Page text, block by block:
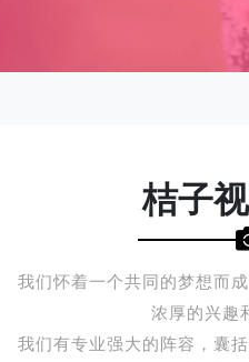
桔子
我们怀着一个共同的梦想而
浓厚的兴趣
我们有专业强大的阵容，囊